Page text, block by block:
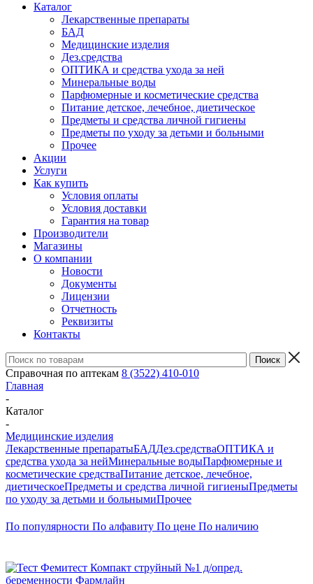
Каталог
Лекарственные препараты
БАД
Медицинские изделия
Дез.средства
ОПТИКА и средства ухода за ней
Минеральные воды
Парфюмерные и косметические средства
Питание детское, лечебное, диетическое
Предметы и средства личной гигиены
Предметы по уходу за детьми и больными
Прочее
Акции
Услуги
Как купить
Условия оплаты
Условия доставки
Гарантия на товар
Производители
Магазины
О компании
Новости
Документы
Лицензии
Отчетность
Реквизиты
Контакты
Справочная по аптекам 8 (3522) 410-010
Главная
-
Каталог
-
Медицинские изделия
Лекарственные препаратыБАДДез.средстваОПТИКА и
средства ухода за нейМинеральные водыПарфюмерные и
косметические средстваПитание детское, лечебное,
диетическоеПредметы и средства личной гигиеныПредметы
по уходу за детьми и больнымиПрочее
По популярности По алфавиту По цене По наличию